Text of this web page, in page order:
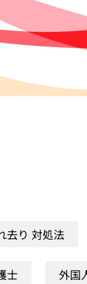
去り 対処法
士 外国